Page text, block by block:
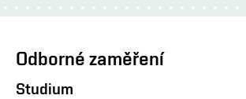
Odborné zaměření
Studium